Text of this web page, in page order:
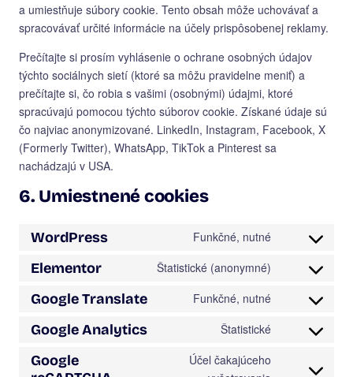
a umiestňuje súbory cookie. Tento obsah môže uchovávať a
spracovávať určité informácie na účely prispôsobenej reklamy.
Prečítajte si prosím vyhlásenie o ochrane osobných údajov
týchto sociálnych sietí (ktoré sa môžu pravidelne meniť) a
prečítajte si, čo robia s vašimi (osobnými) údajmi, ktoré
spracúvajú pomocou týchto súborov cookie. Získané údaje sú
čo najviac anonymizované. LinkedIn, Instagram, Facebook, X
(Formerly Twitter), WhatsApp, TikTok a Pinterest sa
nachádzajú v USA.
6. Umiestnené cookies
WordPress Funkčné, nutné
Consent
service
wordpress
Elementor Štatistické (anonymné)
Consent
service
elementor
Google Translate Funkčné, nutné
Consent
service
Google Analytics Štatistické
Consent
service
Google
Účel čakajúceho